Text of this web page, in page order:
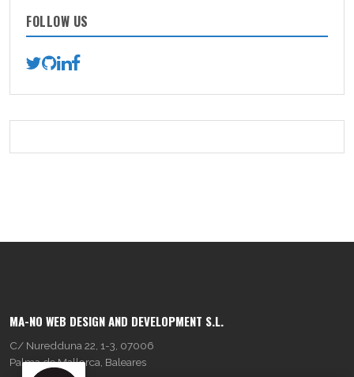
FOLLOW US
MA-NO WEB DESIGN AND DEVELOPMENT S.L.
C/ Nuredduna 22, 1-3, 07006
Palma de Mallorca, Baleares